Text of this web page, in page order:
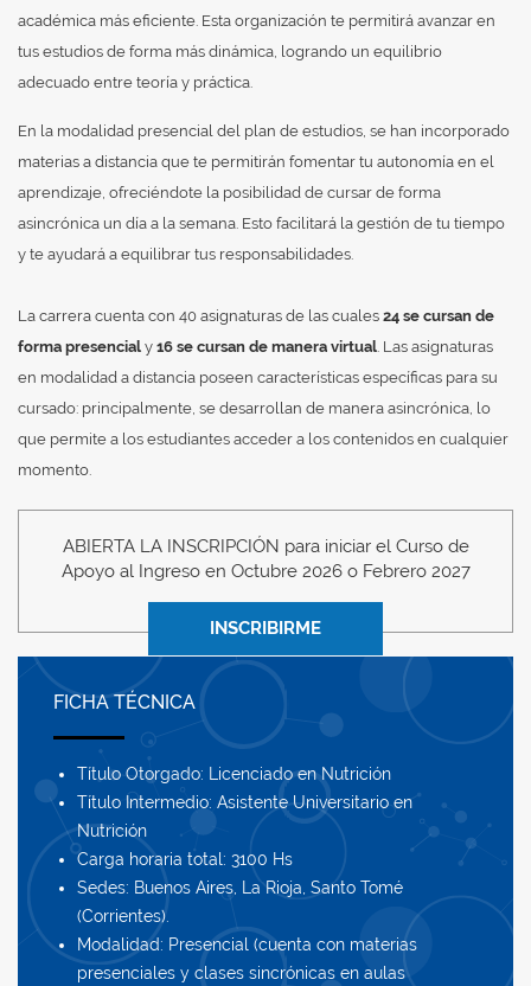
académica más eficiente. Esta organización te permitirá avanzar en
tus estudios de forma más dinámica, logrando un equilibrio
adecuado entre teoría y práctica.
En la modalidad presencial del plan de estudios, se han incorporado
materias a distancia que te permitirán fomentar tu autonomía en el
aprendizaje, ofreciéndote la posibilidad de cursar de forma
asincrónica un día a la semana. Esto facilitará la gestión de tu tiempo
y te ayudará a equilibrar tus responsabilidades.
La carrera cuenta con 40 asignaturas de las cuales 24 se cursan de
forma presencial y 16 se cursan de manera virtual. Las asignaturas
en modalidad a distancia poseen características específicas para su
cursado: principalmente, se desarrollan de manera asincrónica, lo
que permite a los estudiantes acceder a los contenidos en cualquier
momento.
ABIERTA LA INSCRIPCIÓN para iniciar el Curso de
Apoyo al Ingreso en Octubre 2026 o Febrero 2027
INSCRIBIRME
FICHA TÉCNICA
Título Otorgado: Licenciado en Nutrición
Título Intermedio: Asistente Universitario en
Nutrición
Carga horaria total: 3100 Hs
Sedes: Buenos Aires, La Rioja, Santo Tomé
(Corrientes).
Modalidad: Presencial (cuenta con materias
presenciales y clases sincrónicas en aulas